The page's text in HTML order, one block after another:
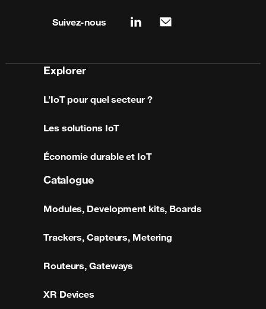
Suivez-nous linkedinmail
Explorer
L’IoT pour quel secteur ?
Les solutions IoT
Économie durable et IoT
Catalogue
Modules, Development kits, Boards
Trackers, Capteurs, Metering
Routeurs, Gateways
XR Devices